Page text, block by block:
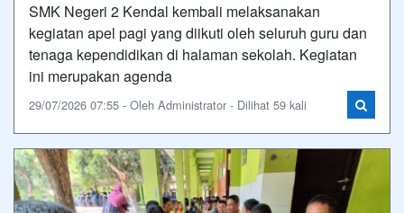
SMK Negeri 2 Kendal kembali melaksanakan
kegiatan apel pagi yang diikuti oleh seluruh guru dan
tenaga kependidikan di halaman sekolah. Kegiatan
ini merupakan agenda
29/07/2026 07:55 - Oleh Administrator - Dilihat 59 kali